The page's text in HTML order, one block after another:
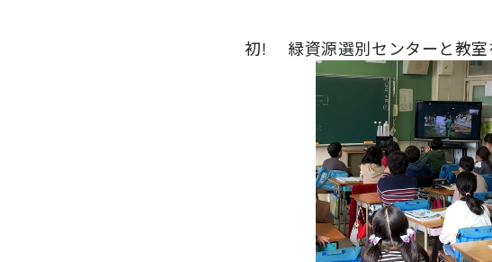
初! 緑資源選別センターと教室